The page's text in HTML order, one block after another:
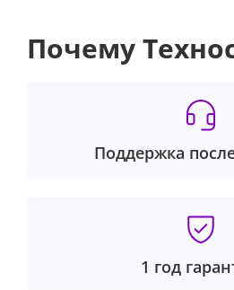
Почему
Поддержка
1 год